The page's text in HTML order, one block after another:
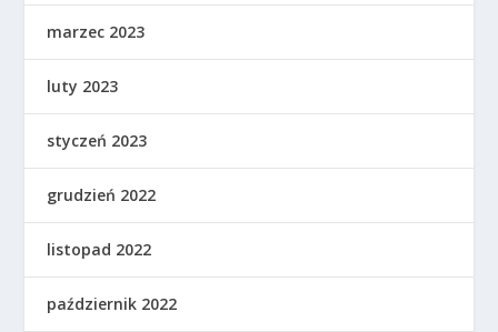
marzec 2023
luty 2023
styczeń 2023
grudzień 2022
listopad 2022
październik 2022